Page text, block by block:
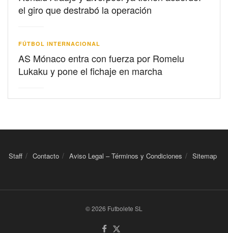
el giro que destrabó la operación
FÚTBOL INTERNACIONAL
AS Mónaco entra con fuerza por Romelu
Lukaku y pone el fichaje en marcha
Staff Contacto Aviso Legal – Términos y Condiciones Sitemap
© 2026 Futbolete SL